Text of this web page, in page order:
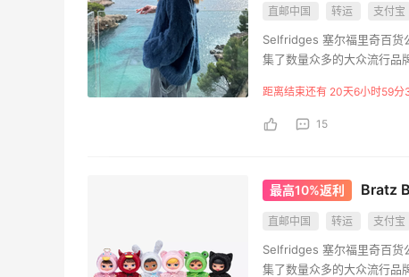
直邮中国 转运 支付宝
Selfridges 塞尔福里奇百货
集了数量众多的大众流行品
民币参与全年全球免邮的
英国的产品附加税，自动
的中文官网更为方便中国
Reselfridges提供二手精品
员，即可尊享全年英国境内
距离结束还有 20天6小时59分
15
最高10%返利 Bratz
直邮中国 转运 支付宝
Selfridges 塞尔福里奇百货
集了数量众多的大众流行品
4天8小时
LN-CC：限时大促！入手 Ganni、Acne、
西太后等
低至4折+额外8折
LN-CC
最高2%返利
6028人成功下单